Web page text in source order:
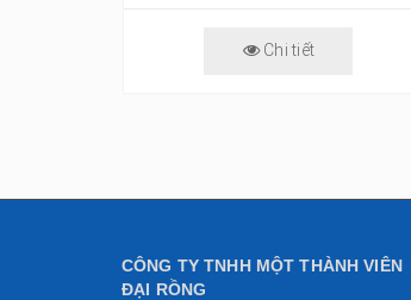
Chi tiết
CÔNG TY TNHH MỘT THÀNH VIÊN
ĐẠI RỒNG